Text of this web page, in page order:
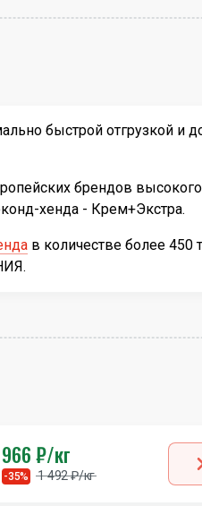
быстрой отгрузкой и
брендов
хенда - Крем+Экстра.
в количестве более
966 ₽/кг
-35% 1 492 ₽/кг